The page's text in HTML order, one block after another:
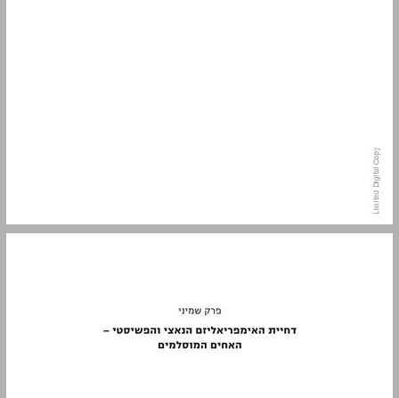
פרק שמיני דחיית האימפריאליזם הנאצי והפשיסטי — האחים המוסלמים ... 13